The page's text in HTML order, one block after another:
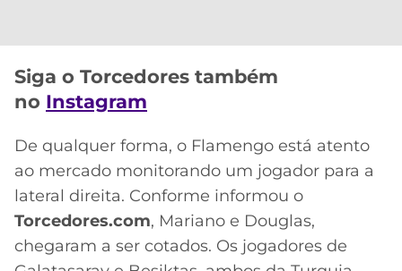
Siga o Torcedores também
no Instagram
De qualquer forma, o Flamengo está atento
ao mercado monitorando um jogador para a
lateral direita. Conforme informou o
Torcedores.com, Mariano e Douglas,
chegaram a ser cotados. Os jogadores de